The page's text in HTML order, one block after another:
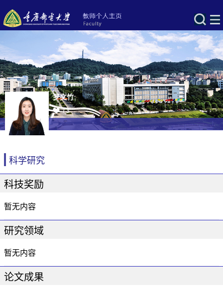
罗文竹
73
科学研究
科技奖励
暂无内容
研究领域
暂无内容
论文成果